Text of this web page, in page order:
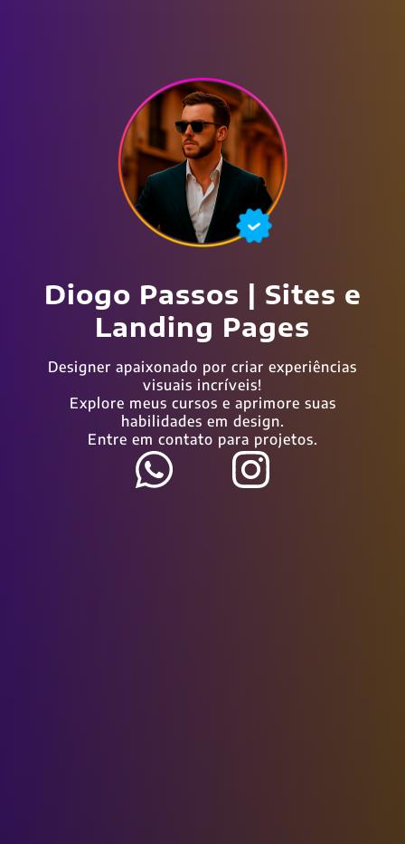
Diogo Passos | Sites e
Landing Pages
Designer apaixonado por criar experiências
visuais incríveis!
Explore meus cursos e aprimore suas
habilidades em design.
Entre em contato para projetos.